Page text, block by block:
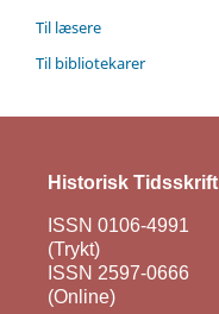
Til læsere
Til bibliotekarer
Historisk Tidsskrift
ISSN 0106-4991
(Trykt)
ISSN 2597-0666
(Online)